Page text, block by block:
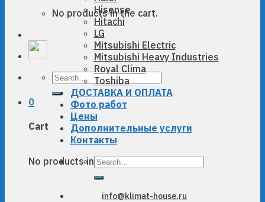
No products in the cart.
Search
0
Cart
No products in the cart.
Hisense
Hitachi
LG
Mitsubishi Electric
Mitsubishi Heavy Industries
Royal Clima
Toshiba
ДОСТАВКА И ОПЛАТА
Фото работ
Цены
Дополнительные услуги
Контакты
Search
info@klimat-house.ru